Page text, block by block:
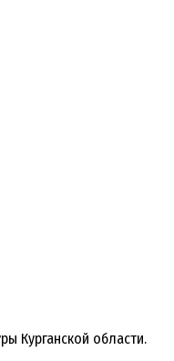
Курганской области.